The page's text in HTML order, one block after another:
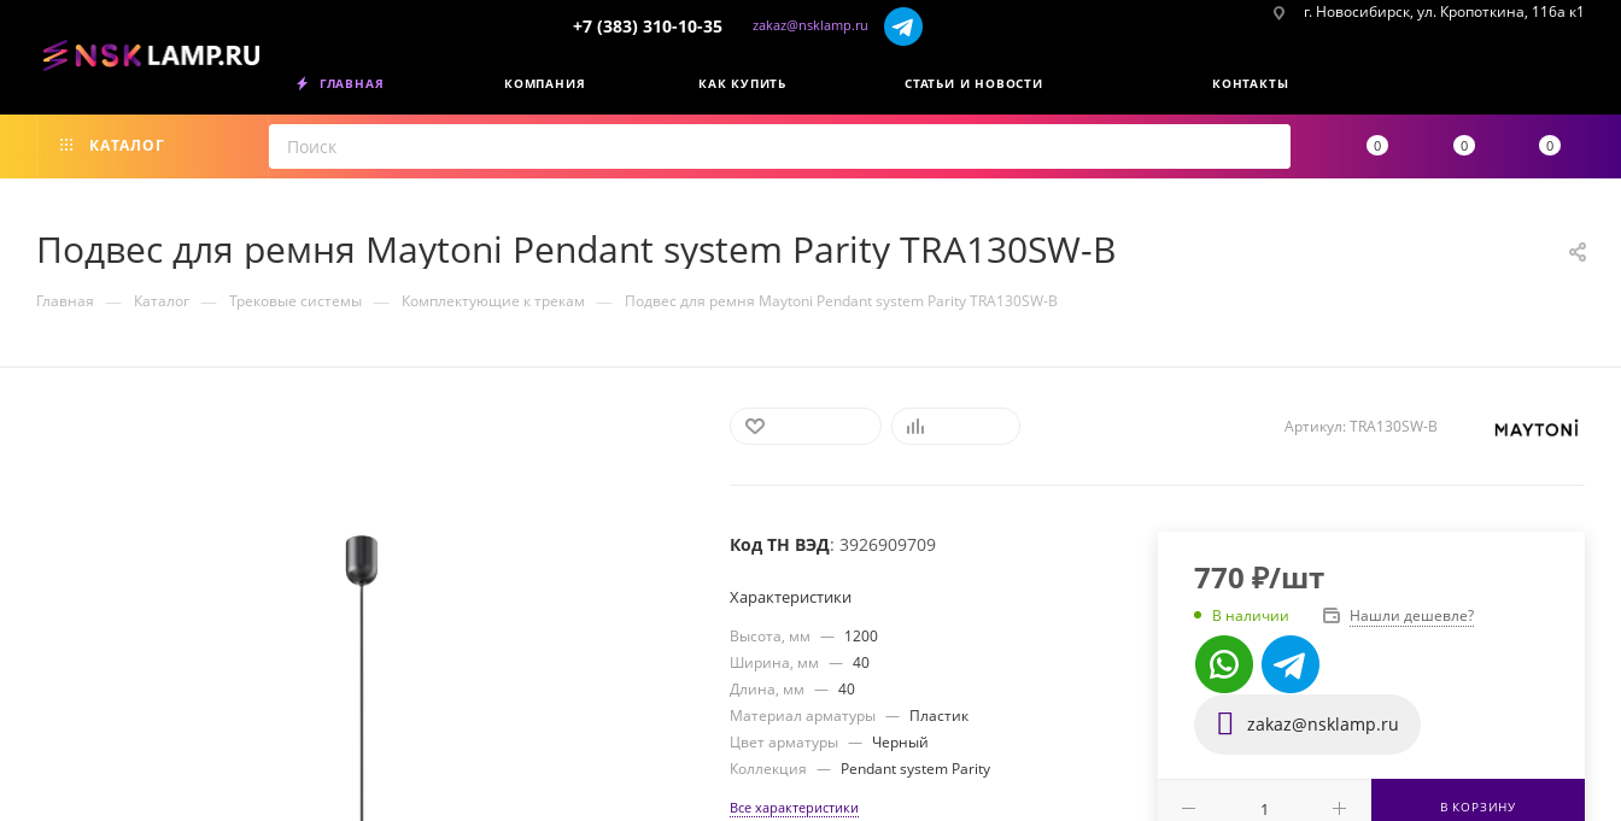
+7 (383) 310-10-35 zakaz@nsklamp.ru
г. Новосибирск, ул. Кропоткина, 116а к1
ГЛАВНАЯ КОМПАНИЯ КАК КУПИТЬ СТАТЬИ И НОВОСТИ КОНТАКТЫ
0 0 0
КАТАЛОГ
Подвес для ремня Maytoni Pendant system Parity TRA130SW-B
Главная — Каталог — Трековые системы — Комплектующие к трекам — Подвес для ремня Maytoni Pendant system Parity TRA130SW-B
Артикул: TRA130SW-B
Код ТН ВЭД: 3926909709
Характеристики
Высота, мм — 1200
Ширина, мм — 40
Длина, мм — 40
Материал арматуры — Пластик
Цвет арматуры — Черный
Коллекция — Pendant system Parity
Все характеристики
770 ₽/шт
В наличии Нашли дешевле?
zakaz@nsklamp.ru
В КОРЗИНУ